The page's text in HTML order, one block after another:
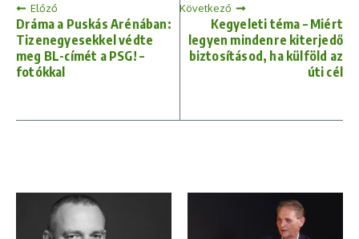
Előző
Dráma a Puskás Arénában:
Tizenegyesekkel védte
meg BL-címét a PSG! –
fotókkal
Következő
Kegyeleti téma – Miért
legyen mindenre kiterjedő
biztosításod, ha külföld az
úti cél